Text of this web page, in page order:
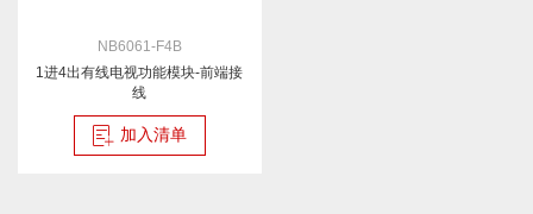
NB6061-F4B
1进4出有线电视功能模块-前端接
线
加入清单